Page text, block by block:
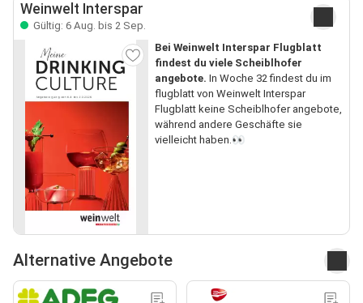
Weinwelt Interspar
Gültig: 6 Aug. bis 2 Sep.
Bei Weinwelt Interspar Flugblatt
findest du viele Scheiblhofer
angebote. In Woche 32 findest du im
flugblatt von Weinwelt Interspar
Flugblatt keine Scheiblhofer angebote,
während andere Geschäfte sie
vielleicht haben.👀
Alternative Angebote